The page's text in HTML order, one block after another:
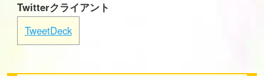
Twitterクライアント
TweetDeck